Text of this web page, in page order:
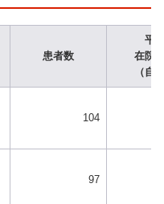
患者数
平
在院
（自
104
97